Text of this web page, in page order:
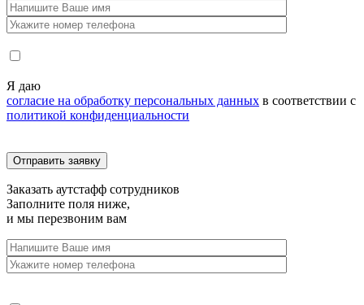
Я даю
согласие на обработку персональных данных в соответствии с
политикой конфиденциальности
Заказать аутстафф сотрудников
Заполните поля ниже,
и мы перезвоним вам